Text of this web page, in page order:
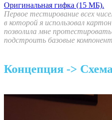
Оригинальная гифка (15 МБ).
Первое тестирование всех
в которой я использовал
позволила мне
подстроить базовые
Концепция ->